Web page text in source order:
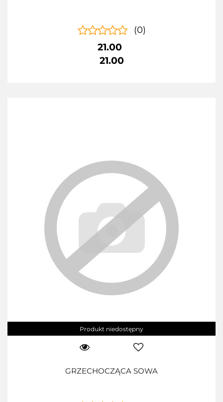
(0)
21.00
21.00
Produkt niedostępny
GRZECHOCZĄCA SOWA